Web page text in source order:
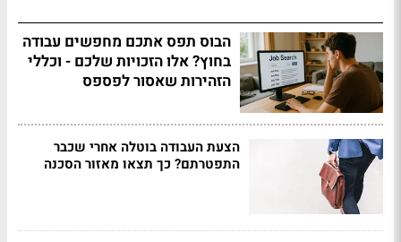
הבוס תפס אתכם מחפשים עבודה
בחוץ? אלו הזכויות שלכם - וכללי
הזהירות שאסור לפספס
הצעת העבודה בוטלה אחרי שכבר
התפטרתם? כך תצאו מאזור הסכנה